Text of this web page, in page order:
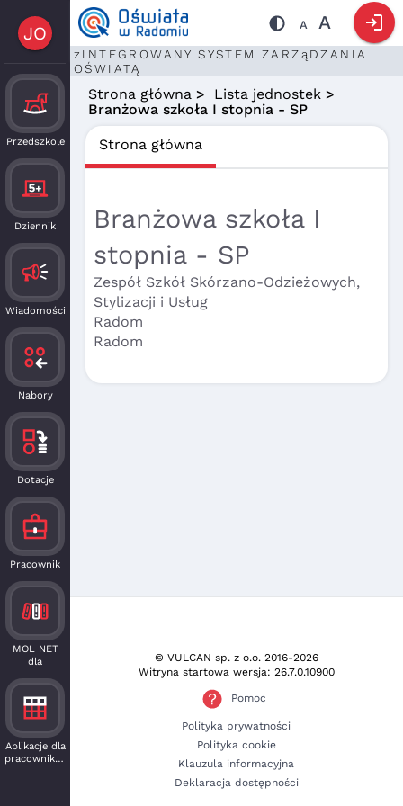
JO
Przedszkole
Dziennik
Wiadomości
Nabory
Dotacje
Pracownik
MOL NET
dla
Aplikacje dla
pracowników
A A login
zINTEGROWANY SYSTEM ZARZąDZANIA
OŚWIATĄ
Strona główna> Lista jednostek>
Branżowa szkoła I stopnia - SP
Strona główna
Branżowa szkoła I
stopnia - SP
Zespół Szkół Skórzano-Odzieżowych,
Stylizacji i Usług
Radom
Radom
© VULCAN sp. z o.o.2016-2026
Witryna startowa wersja: 26.7.0.10900
Pomoc
Polityka prywatności
Polityka cookie
Klauzula informacyjna
Deklaracja dostępności